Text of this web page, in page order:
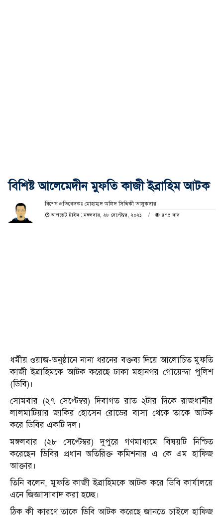
বিশিষ্ট আলেমেদীন মুফতি কাজী ইব্রাহিম আটক
বিশেষ প্রতিবেদকঃ মোহাম্মদ অলিদ সিদ্দিকী তালুকদার
আপডেট টাইম : মঙ্গলবার, ২৮ সেপ্টেম্বর, ২০২১
৪৭৫ বার
ধর্মীয় ওয়াজ-অনুষ্ঠানে নানা ধরনের বক্তব্য দিয়ে আলোচিত মুফতি
কাজী ইব্রাহিমকে আটক করেছে ঢাকা মহানগর গোয়েন্দা পুলিশ
(ডিবি)।
সোমবার (২৭ সেপ্টেম্বর) দিবাগত রাত ২টার দিকে রাজধানীর
লালমাটিয়ার জাকির হোসেন রোডের বাসা থেকে তাকে আটক
করে ডিবির একটি দল।
মঙ্গলবার (২৮ সেপ্টেম্বর) দুপুরে গণমাধ্যমে বিষয়টি নিশ্চিত
করেছেন ডিবির প্রধান অতিরিক্ত কমিশনার এ কে এম হাফিজ
আক্তার।
তিনি বলেন, মুফতি কাজী ইব্রাহিমকে আটক করে ডিবি কার্যালয়ে
এনে জিজ্ঞাসাবাদ করা হচ্ছে।
ঠিক কী কারণে তাকে ডিবি আটক করেছে জানতে চাইলে হাফিজ